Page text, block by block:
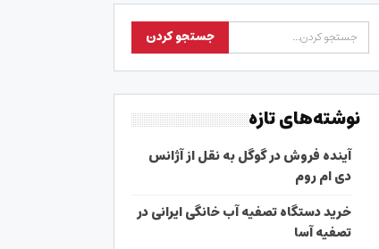
نوشته‌های تازه
آینده فروش در گوگل به نقل از آژانس
دی ام روم
خرید دستگاه تصفیه آب خانگی ایرانی در
تصفیه آسا